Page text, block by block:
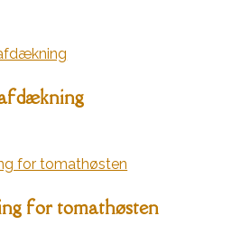
for tomathøsten